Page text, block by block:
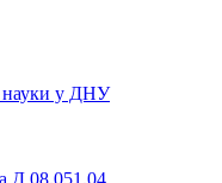
науки у ДНУ